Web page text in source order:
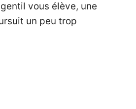
vous élève, une
un peu trop